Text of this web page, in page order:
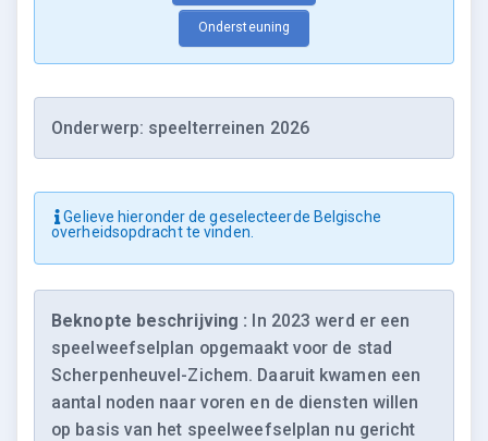
Ondersteuning
Onderwerp: speelterreinen 2026
Gelieve hieronder de geselecteerde Belgische
overheidsopdracht te vinden.
Beknopte beschrijving : In 2023 werd er een
speelweefselplan opgemaakt voor de stad
Scherpenheuvel-Zichem. Daaruit kwamen een
aantal noden naar voren en de diensten willen
op basis van het speelweefselplan nu gericht